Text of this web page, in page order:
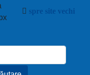
spre site vechi